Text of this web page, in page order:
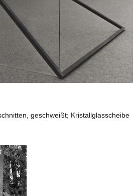
geschweißt; Kristallglasscheibe